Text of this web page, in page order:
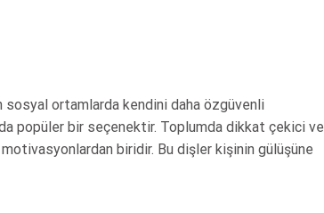
sosyal ortamlarda kendini daha özgüvenli
popüler bir seçenektir. Toplumda dikkat çekici ve
biridir. Bu dişler kişinin gülüşüne